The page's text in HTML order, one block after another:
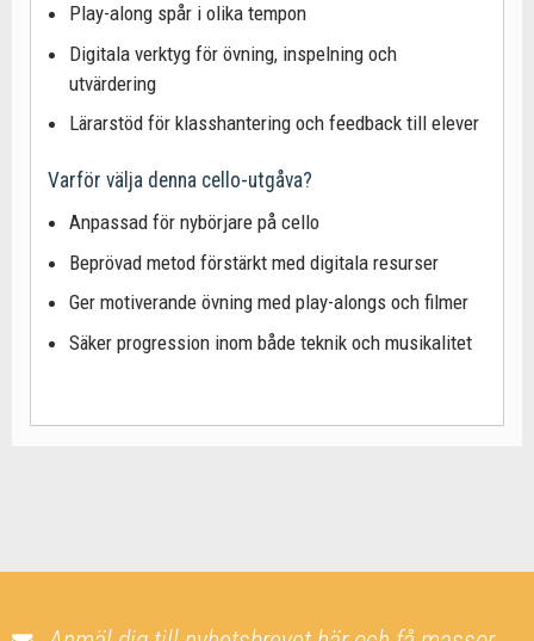
Play-along spår i olika tempon
Digitala verktyg för övning, inspelning och
utvärdering
Lärarstöd för klasshantering och feedback till elever
Varför välja denna cello-utgåva?
Anpassad för nybörjare på cello
Beprövad metod förstärkt med digitala resurser
Ger motiverande övning med play-alongs och filmer
Säker progression inom både teknik och musikalitet